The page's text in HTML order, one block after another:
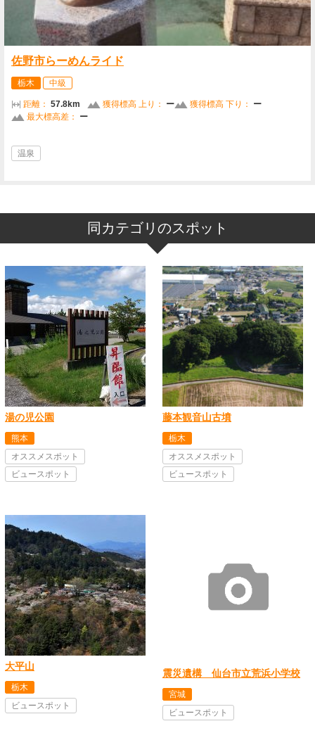
佐野市らーめんライド
栃木 中級
距離： 57.8km 獲得標高 上り： ー 獲得標高 下り：
ー
最大標高差：
ー
温泉
同カテゴリのスポット
湯の児公園
熊本
オススメスポット
ビュースポット
藤本観音山古墳
栃木
オススメスポット
ビュースポット
大平山
栃木
ビュースポット
震災遺構 仙台市立荒浜小学校
宮城
ビュースポット